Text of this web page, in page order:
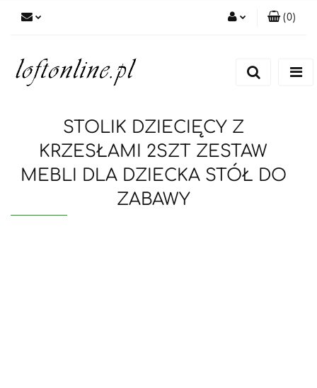
(0)
STOLIK DZIECIĘCY Z
KRZESŁAMI 2SZT ZESTAW
MEBLI DLA DZIECKA STÓŁ DO
ZABAWY